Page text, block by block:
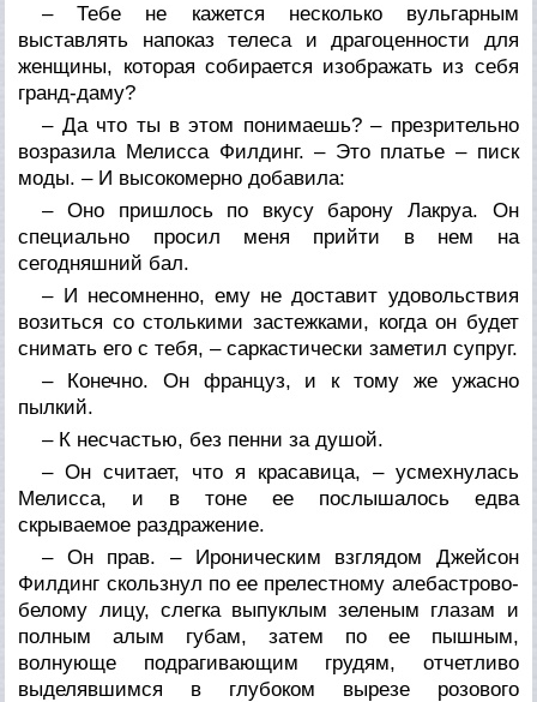
– Тебе не кажется несколько вульгарным
выставлять напоказ телеса и драгоценности для
женщины, которая собирается изображать из себя
гранд-даму?
– Да что ты в этом понимаешь? – презрительно
возразила Мелисса Филдинг. – Это платье – писк
моды. – И высокомерно добавила:
– Оно пришлось по вкусу барону Лакруа. Он
специально просил меня прийти в нем на
сегодняшний бал.
– И несомненно, ему не доставит удовольствия
возиться со столькими застежками, когда он будет
снимать его с тебя, – саркастически заметил супруг.
– Конечно. Он француз, и к тому же ужасно
пылкий.
– К несчастью, без пенни за душой.
– Он считает, что я красавица, – усмехнулась
Мелисса, и в тоне ее послышалось едва
скрываемое раздражение.
– Он прав. – Ироническим взглядом Джейсон
Филдинг скользнул по ее прелестному алебастрово-
белому лицу, слегка выпуклым зеленым глазам и
полным алым губам, затем по ее пышным,
волнующе подрагивающим грудям, отчетливо
выделявшимся в глубоком вырезе розового